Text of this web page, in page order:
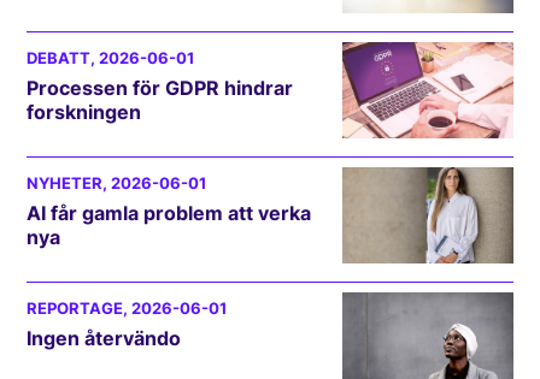
DEBATT, 2026-06-01
Processen för GDPR hindrar
forskningen
NYHETER, 2026-06-01
AI får gamla problem att verka
nya
REPORTAGE, 2026-06-01
Ingen återvändo